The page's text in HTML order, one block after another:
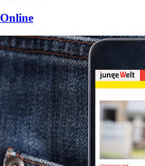
Online